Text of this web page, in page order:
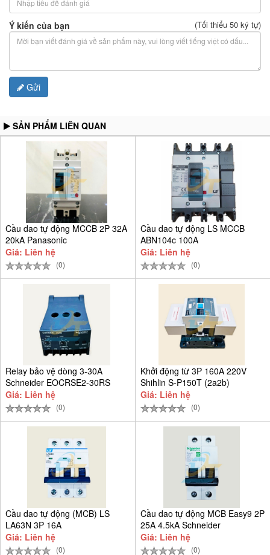
Ý kiến của bạn (Tối thiểu 50 ký tự)
Gửi
SẢN PHẨM LIÊN QUAN
Cầu dao tự động MCCB 2P 32A
20kA Panasonic
BBSF2232CTCV
Giá: Liên hệ
(0)
Cầu dao tự động LS MCCB
ABN104c 100A
Giá: Liên hệ
(0)
Relay bảo vệ dòng 3-30A
Schneider EOCRSE2-30RS
Giá: Liên hệ
(0)
Khởi động từ 3P 160A 220V
Shihlin S-P150T (2a2b)
Giá: Liên hệ
(0)
Cầu dao tự động (MCB) LS
LA63N 3P 16A
Giá: Liên hệ
(0)
Cầu dao tự động MCB Easy9 2P
25A 4.5kA Schneider
EZ9F34225
Giá: Liên hệ
(0)